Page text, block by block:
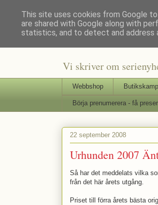
Staffars
Vi skriver om
Webbshop
Börja prenumerera - få
22 september 2008
Urhunden 2007
Så har det meddelats vilka
från det här årets utgång.
Priset till förra årets bästa
This site uses cookies from Google
are shared with Google along with
statistics, and to detect and address